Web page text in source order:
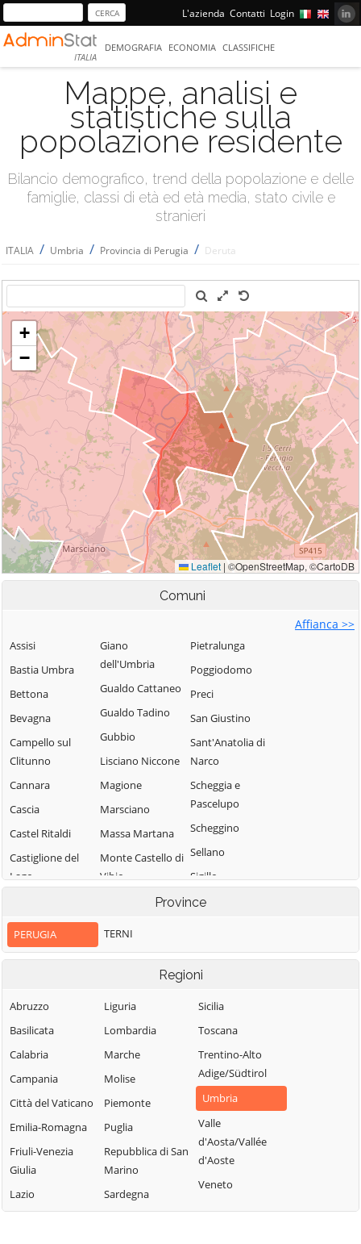
L'azienda Contatti Login
ITALIA
DEMOGRAFIA ECONOMIA CLASSIFICHE
Mappe, analisi e
statistiche sulla
popolazione residente
Bilancio demografico, trend della popolazione e delle
famiglie, classi di età ed età media, stato civile e
stranieri
ITALIA / Umbria / Provincia di Perugia / Deruta
Comuni
Affianca >>
Assisi
Bastia Umbra
Bettona
Bevagna
Campello sul
Clitunno
Cannara
Cascia
Castel Ritaldi
Castiglione del
Lago
Spoleto
Citerna
Deruta
Fossato di Vico
Fratta Todina
Giano
dell'Umbria
Gualdo Cattaneo
Gualdo Tadino
Gubbio
Lisciano Niccone
Magione
Marsciano
Massa Martana
Monte Castello di
Vibio
Monte Santa
Monteleone di
Montone
Nocera Umbra
Norcia
Paciano
Panicale
Passignano sul
Trasimeno
Perugia
Piegaro
Pietralunga
Poggiodomo
Preci
San Giustino
Sant'Anatolia di
Narco
Scheggia e
Pascelupo
Scheggino
Sellano
Sigillo
Spello
Torgiano
Valfabbrica
Vallo di Nera
Valtopina
Province
PERUGIA TERNI
Regioni
Abruzzo
Basilicata
Calabria
Campania
Città del Vaticano
Emilia-Romagna
Friuli-Venezia
Giulia
Lazio
Liguria
Lombardia
Marche
Molise
Piemonte
Puglia
Repubblica di San
Marino
Sardegna
Sicilia
Toscana
Trentino-Alto
Adige/Südtirol
Umbria
Valle
d'Aosta/Vallée
d'Aoste
Veneto